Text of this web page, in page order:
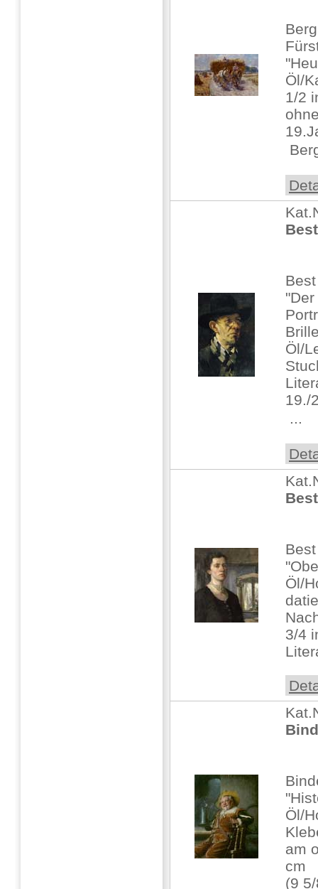
Öl/
1/2

Öl/
19./
...
Öl/
3/4
Öl/
am
cm
(9